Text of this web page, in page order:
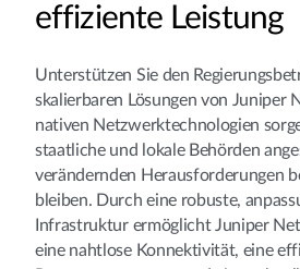
effiziente Leistung
Unterstützen Sie den
skalierbaren Lösungen von Juniper
nativen Netzwerktechnologien
staatliche und lokale Behörden
verändernden Herausforderungen
bleiben. Durch eine robuste,
Infrastruktur ermöglicht Juniper
eine nahtlose Konnektivität, eine